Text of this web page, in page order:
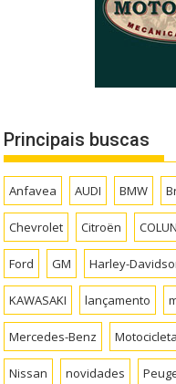
Principais buscas
Anfavea AUDI BMW
Chevrolet Citroën
Ford GM Harley-
KAWASAKI lançamento
Mercedes-Benz
Nissan novidades